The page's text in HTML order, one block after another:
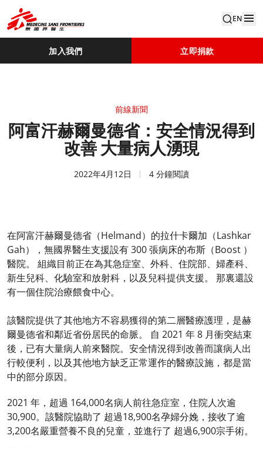
EN
加入我們 立即捐款
前線新聞
阿富汗赫爾曼德省：安全情況得到
改善 大量病人湧現
2022年4月12日 4 分鐘閱讀
在阿富汗赫爾曼德省（Helmand）的拉什卡爾加（Lashkar
Gah），無國界醫生支援設有 300 張病床的布斯（Boost ）
醫院。 組織目前正在為其急症室、外科、住院部、婦產科、
新生兒科、化驗室和放射科，以及兒科提供支援。 那裏還設
有一個住院治療餵食中心。
該醫院提供了其他地方不容易獲得的第二層醫療護理，是赫
爾曼德省和鄰近省份居民的命脈。 自 2021 年 8 月衝突結束
後，已有大量病人前來醫院。安全情況得到改善而讓病人出
行較便利，以及其他地方缺乏正常運作的醫療設施，都是當
中的部分原因。
2021 年，超過 164,000名病人前往急症室，住院人次逾
30,900。該醫院協助了 超過18,900名孕婦分娩，接收了逾
3,200名嚴重營養不良的兒童，並進行了 超過6,900宗手術。